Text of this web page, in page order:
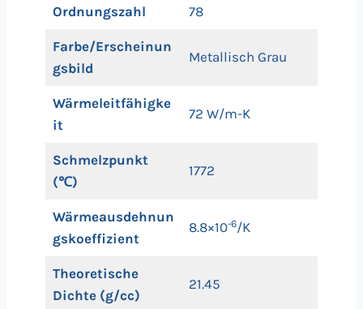
Ordnungszahl 78
Farbe/Erscheinun
gsbild
Metallisch Grau
Wärmeleitfähigke
it
72 W/m-K
Schmelzpunkt
(℃)
1772
Wärmeausdehnun
gskoeffizient
8.8×10-6/K
Theoretische
Dichte (g/cc)
21.45